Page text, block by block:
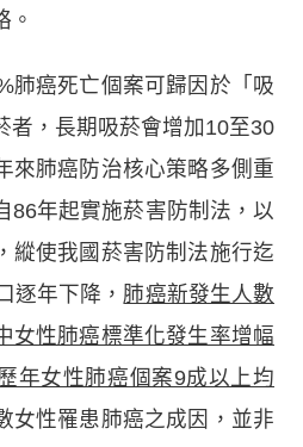
。
肺癌死亡個案可歸因於「吸
者，長期吸菸會增加10至30
來肺癌防治核心策略多側重
86年起實施菸害防制法，以
縱使我國菸害防制法施行迄
逐年下降， 肺癌新發生人數
女性肺癌標準化發生率增幅
年女性肺癌個案9成以上均
女性罹患肺癌之成因，並非